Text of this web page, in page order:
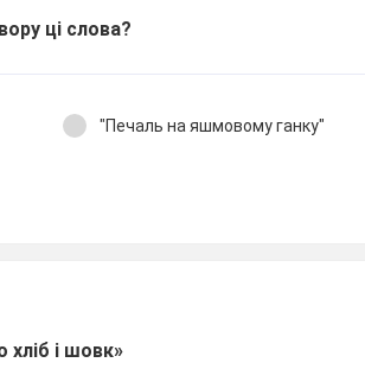
ці слова?
"Печаль на яшмовому ганку"
хліб і шовк»